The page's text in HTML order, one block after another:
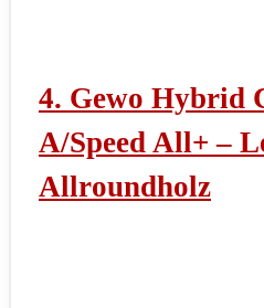
4. Gewo Hybrid
A/Speed All+ –
Allroundholz